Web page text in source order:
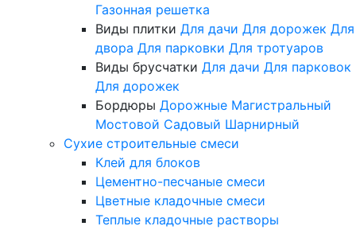
Газонная решетка
Виды плитки Для дачи Для дорожек Для
двора Для парковки Для тротуаров
Виды брусчатки Для дачи Для парковок
Для дорожек
Бордюры Дорожные Магистральный
Мостовой Садовый Шарнирный
Сухие строительные смеси
Клей для блоков
Цементно-песчаные смеси
Цветные кладочные смеси
Теплые кладочные растворы